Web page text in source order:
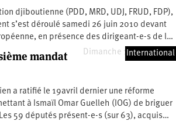
djiboutienne (PDD, MRD, UDJ, FRUD, FDP),
s’est déroulé samedi 26 juin 2010 devant
en présence des dirigeant-e-s de l…
Dimanche 11 juillet 2010
International
mandat
a ratifié le 19avril dernier une réforme
à Ismaïl Omar Guelleh (IOG) de briguer
59 députés présent-e-s (sur 63), acquis…